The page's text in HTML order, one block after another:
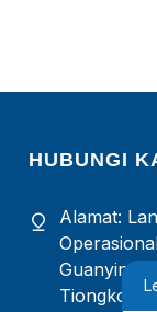
HUBUNGI
Alamat:
Tiongkok